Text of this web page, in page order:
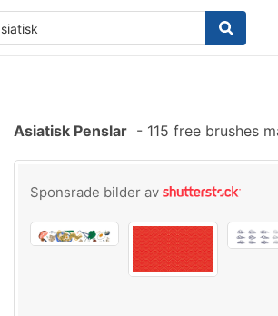
Asiatisk Penslar - 115 free brushes
Sponsrade bilder av